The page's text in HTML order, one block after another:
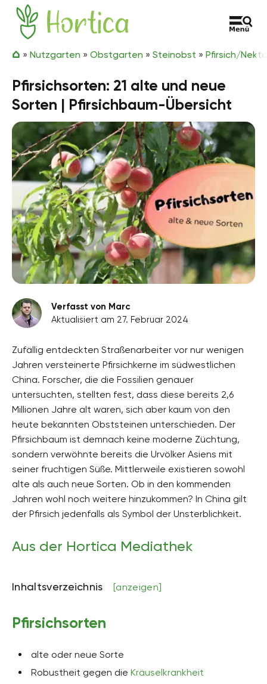
Zum Inhalt springen
Hortica
» Nutzgarten » Obstgarten » Steinobst » Pfirsich/
Pfirsichsorten: 21 alte und neue
Sorten | Pfirsichbaum-Übersicht
Verfasst von Marc
Aktualisiert am 27. Februar 2024
Zufällig entdeckten Straßenarbeiter vor nur wenigen
Jahren versteinerte Pfirsichkerne im südwestlichen
China. Forscher, die die Fossilien genauer
untersuchten, stellten fest, dass diese bereits 2,6
Millionen Jahre alt waren, sich aber kaum von den
heute bekannten Obststeinen unterschieden. Der
Pfirsichbaum ist demnach keine moderne Züchtung,
sondern verwöhnte bereits die Urvölker Asiens mit
seiner fruchtigen Süße. Mittlerweile existieren sowohl
alte als auch neue Sorten. Ob in den kommenden
Jahren wohl noch weitere hinzukommen? In China gilt
der Pfirsich jedenfalls als Symbol der Unsterblichkeit.
Aus der Hortica Mediathek
Inhaltsverzeichnis [anzeigen]
Pfirsichsorten
alte oder neue Sorte
Robustheit gegen die Kräuselkrankheit